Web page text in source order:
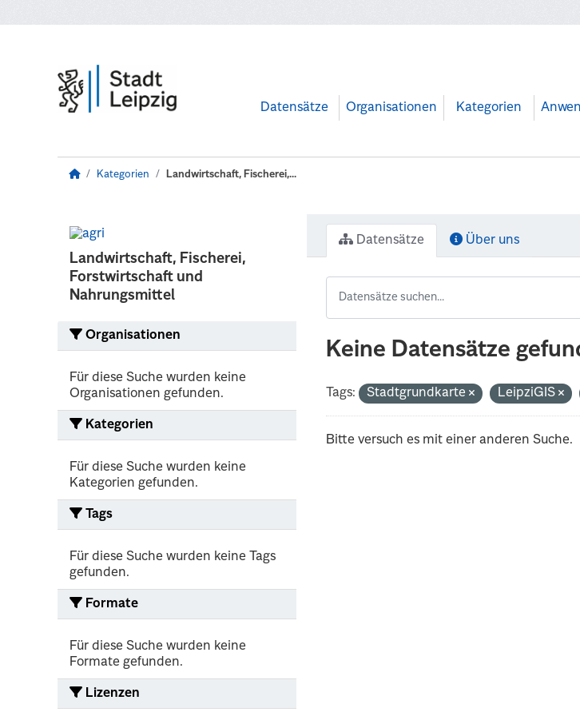
Datensätze Organisationen Kategorien
Kategorien Landwirtschaft, Fischerei,...
Landwirtschaft, Fischerei,
Forstwirtschaft und
Nahrungsmittel
Organisationen
Für diese Suche wurden keine
Organisationen gefunden.
Kategorien
Für diese Suche wurden keine
Kategorien gefunden.
Tags
Für diese Suche wurden keine Tags
gefunden.
Formate
Für diese Suche wurden keine
Formate gefunden.
Lizenzen
Datensätze Über uns
Keine Datensätze
Tags: Stadtgrundkarte LeipziGIS
Bitte versuch es mit einer anderen Suche.